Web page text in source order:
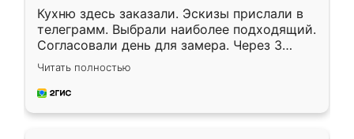
Кухню здесь заказали. Эскизы прислали в
телеграмм. Выбрали наиболее подходящий.
Согласовали день для замера. Через 3
недели кухня была уже готова. Остались
довольны работой. Спасибо Ренессанс
мебель за качественную работу!
Читать полностью